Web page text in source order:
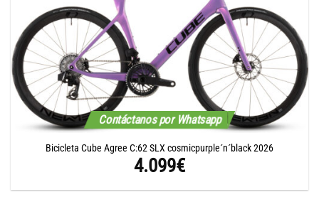
Contáctanos por Whatsapp
Bicicleta Cube Agree C:62 SLX cosmicpurple´n´black 2026
4.099€